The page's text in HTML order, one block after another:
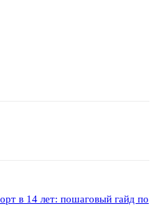
в 14 лет: пошаговый гайд по